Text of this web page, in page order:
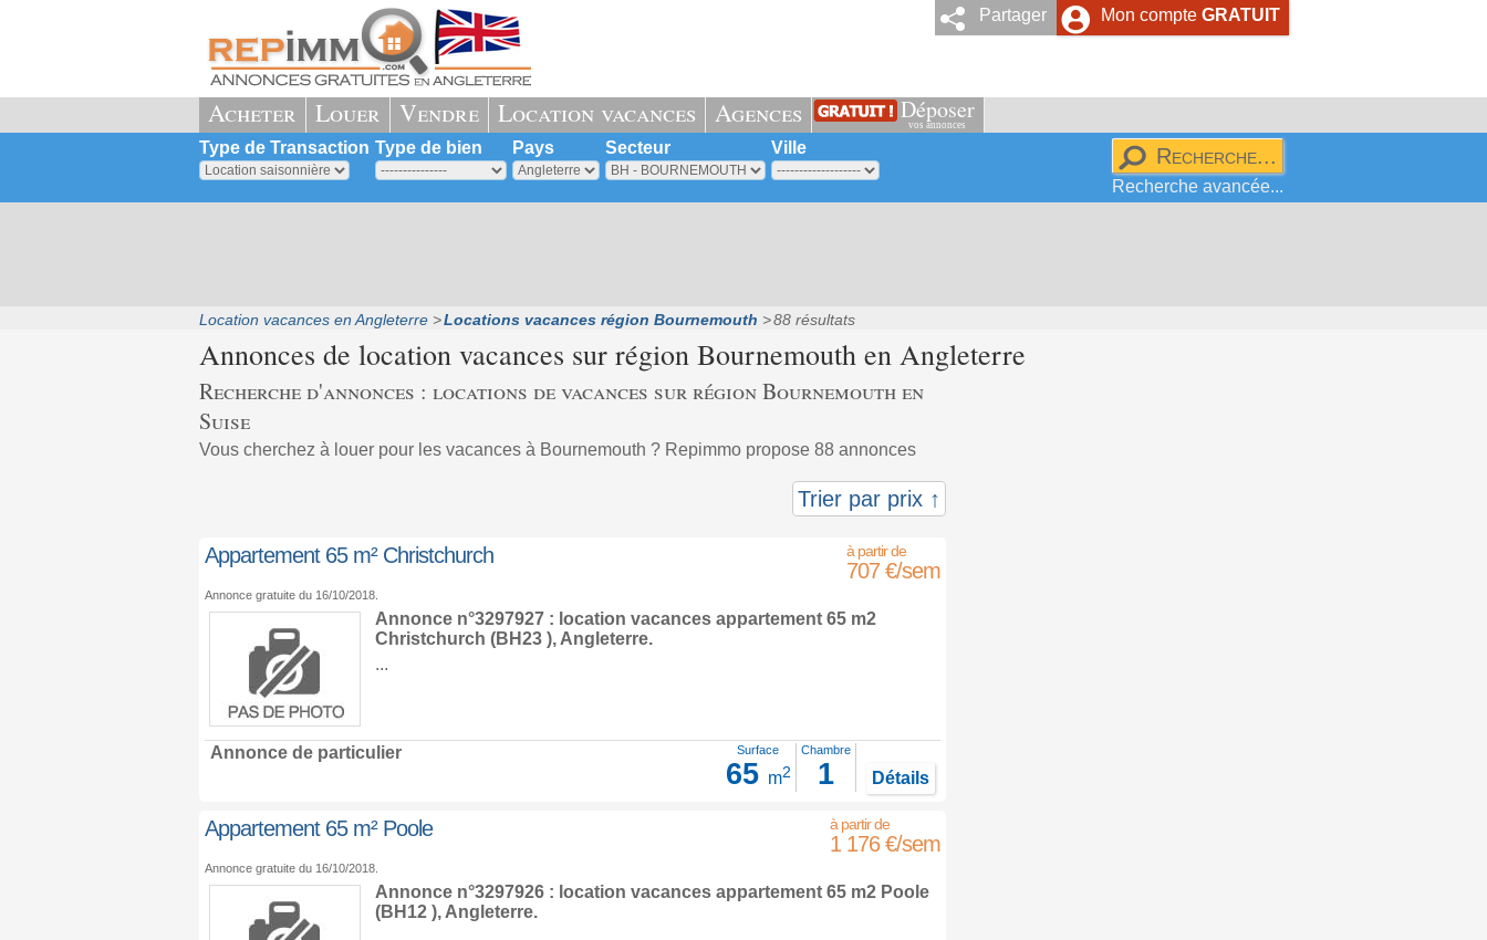
Mon compte GRATUIT
Partager
Acheter Louer Vendre Location vacances Agences Déposer
vos annonces
Type de Transaction Type de bien Pays Secteur Ville
Recherche avancée...
Location vacances en Angleterre Locations vacances région Bournemouth 88 résultats
Annonces de location vacances sur région Bournemouthen Angleterre
Recherche d'annonces : locations de vacances sur région Bournemouth en
Suise
Vous cherchez à louer pour les vacances à Bournemouth ? Repimmo propose 88 annonces
Trier par prix ↑
Appartement 65 m² Christchurch
707 €/sem
Annonce gratuite du 16/10/2018.
Annonce n°3297927 : location vacances appartement 65 m2
Christchurch (BH23 ), Angleterre.
...
Annonce de particulier Surface
65 m2
Chambre
1 Détails
Appartement 65 m² Poole
1 176 €/sem
Annonce gratuite du 16/10/2018.
Annonce n°3297926 : location vacances appartement 65 m2 Poole
(BH12 ), Angleterre.